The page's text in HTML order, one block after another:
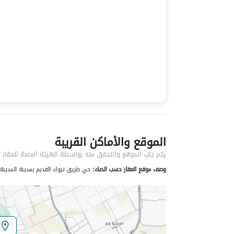
نوع العقار
اراضي تجارية
خدمات العقار
لا يوجد خدمات
تفاصيل اضافية
عمر العقار
الموقع والأماكن القريبة
يتم جلب الموقع والتحقق منه بواسطة الهيئة العامة للعقار
وصف موقع العقار حسب الصك: حي طريق تبوك القديم بمدينة